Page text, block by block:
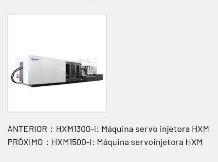
ANTERIOR：HXM1300-I: Máquina servo injetora HXM
PRÓXIMO：HXM1500-I: Máquina servoinjetora HXM